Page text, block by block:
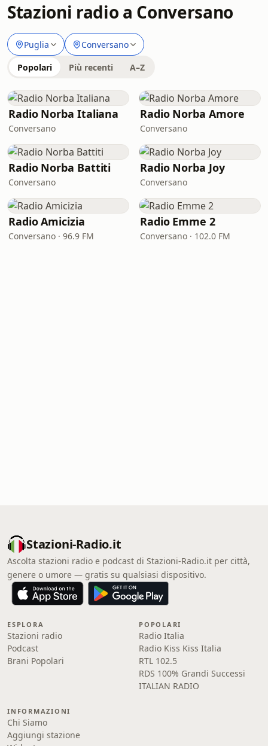
Stazioni radio a Conversano
Puglia Conversano
Popolari Più recenti A–Z
Radio Norba Italiana
Conversano
Radio Norba Amore
Conversano
Radio Norba Battiti
Conversano
Radio Norba Joy
Conversano
Radio Amicizia
Conversano · 96.9 FM
Radio Emme 2
Conversano · 102.0 FM
Stazioni-Radio.it
Ascolta stazioni radio e podcast di Stazioni-Radio.it per città,
genere o umore — gratis su qualsiasi dispositivo.
ESPLORA
Stazioni radio
Podcast
Brani Popolari
POPOLARI
Radio Italia
Radio Kiss Kiss Italia
RTL 102.5
RDS 100% Grandi Successi
ITALIAN RADIO
INFORMAZIONI
Chi Siamo
Aggiungi stazione